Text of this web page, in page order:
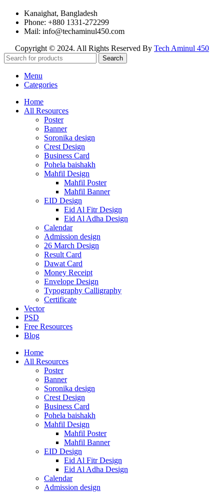
Kanaighat, Bangladesh
Phone: +880 1331-272299
Mail: info@techaminul450.com
Copyright © 2024. All Rights Reserved By Tech Aminul 450
Search
Menu
Categories
Home
All Resources
Poster
Banner
Soronika design
Crest Design
Business Card
Pohela baishakh
Mahfil Design
Mahfil Poster
Mahfil Banner
EID Design
Eid Al Fitr Design
Eid Al Adha Design
Calendar
Admission design
26 March Design
Result Card
Dawat Card
Money Receipt
Envelope Design
Typography Calligraphy
Certificate
Vector
PSD
Free Resources
Blog
Home
All Resources
Poster
Banner
Soronika design
Crest Design
Business Card
Pohela baishakh
Mahfil Design
Mahfil Poster
Mahfil Banner
EID Design
Eid Al Fitr Design
Eid Al Adha Design
Calendar
Admission design